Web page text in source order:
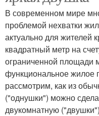
В современном мире
проблемой нехватки
актуально для жителей
квадратный метр на
ограниченной площади
функциональное жилое
рассмотрим, как из
("однушки") можно
двукомнатную